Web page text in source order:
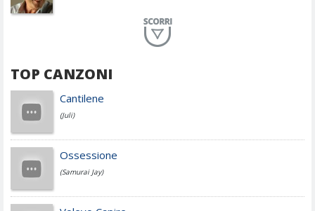
Achille Lauro
Cesare Cremonini
Jovanotti
TOP CANZONI
Cantilene
(Juli)
Ossessione
(Samurai Jay)